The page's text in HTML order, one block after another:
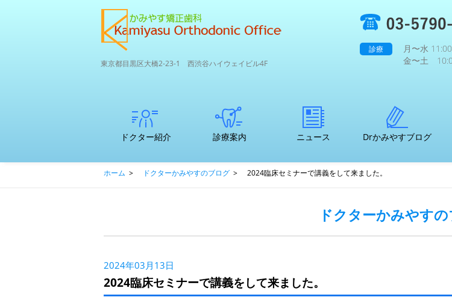
東京都目黒区大橋2-23-1 西渋谷ハイウェイビル4F
診療
月〜水
金〜土
ドクター紹介 診療案内
子どもの歯並び
矯正専門医
初診カウンセリ
支払いについて
中高生～大人の
ここが違う矯正
口腔内3Dスキャ
かみやす矯正歯
ニュース Drかみやすブログ
ホーム > ドクターかみやすのブログ > 2024臨床セミナーで講義をして来ました。
ドクターかみやす
2024年03月13日
2024臨床セミナーで講義をして来ました。